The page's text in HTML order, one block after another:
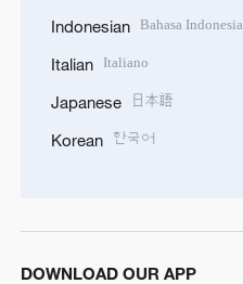
Indonesian Bahasa Indonesia
Italian Italiano
Japanese 日本語
Korean 한국어
DOWNLOAD OUR APP